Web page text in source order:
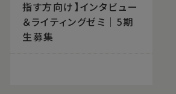
指す方向け】インタビュー
＆ライティングゼミ｜5期
生募集